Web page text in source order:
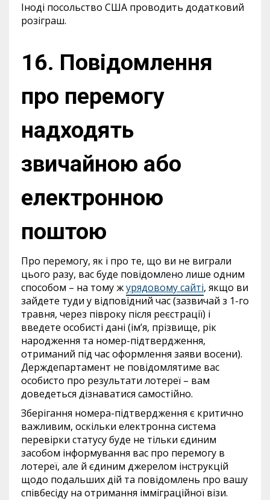
Іноді посольство США проводить додатковий
розіграш.
16. Повідомлення
про перемогу
надходять
звичайною або
електронною
поштою
Про перемогу, як і про те, що ви не виграли
цього разу, вас буде повідомлено лише одним
способом – на тому журядовому сайті, якщо ви
зайдете туди у відповідний час (зазвичай з 1-го
травня, через півроку після реєстрації) і
введете особисті дані (ім’я, прізвище, рік
народження та номер-підтвердження,
отриманий під час оформлення заяви восени).
Держдепартамент не повідомлятиме вас
особисто про результати лотереї – вам
доведеться дізнаватися самостійно.
Зберігання номера-підтвердження є критично
важливим, оскільки електронна система
перевірки статусу буде не тільки єдиним
засобом інформування вас про перемогу в
лотереї, але й єдиним джерелом інструкцій
щодо подальших дій та повідомлень про вашу
співбесіду на отримання імміграційної візи.